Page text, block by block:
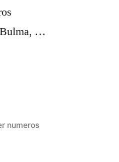
Bulma, …
numeros